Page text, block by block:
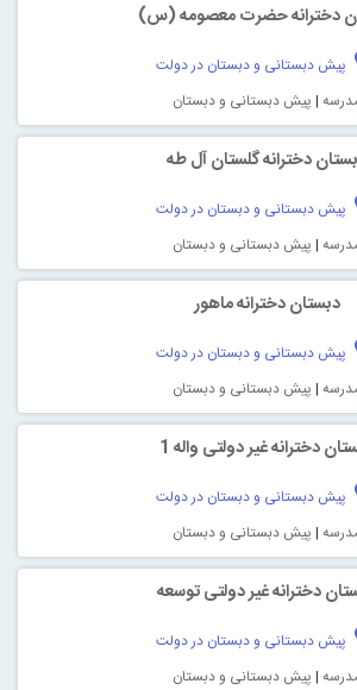
دخترانه حضرت معصومه (س)
پیش دبستانی و دبستان در دولت
| پیش دبستانی و دبستان
دخترانه گلستان آل طه
پیش دبستانی و دبستان در دولت
| پیش دبستانی و دبستان
دبستان دخترانه ماهور
پیش دبستانی و دبستان در دولت
| پیش دبستانی و دبستان
دخترانه غیر دولتی واله 1
پیش دبستانی و دبستان در دولت
| پیش دبستانی و دبستان
دخترانه غیر دولتی توسعه
پیش دبستانی و دبستان در دولت
| پیش دبستانی و دبستان